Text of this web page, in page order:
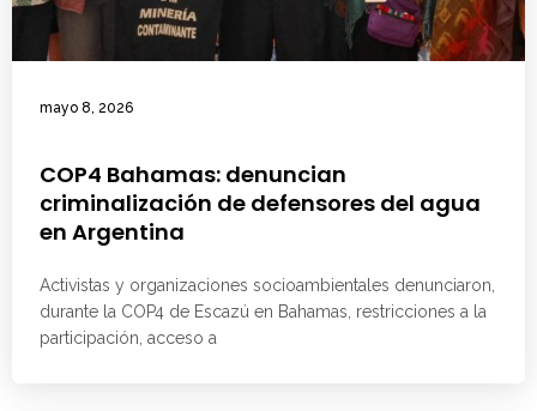
mayo 8, 2026
COP4 Bahamas: denuncian
criminalización de defensores del agua
en Argentina
Activistas y organizaciones socioambientales denunciaron,
durante la COP4 de Escazú en Bahamas, restricciones a la
participación, acceso a